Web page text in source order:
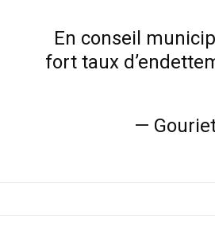
En conseil
fort taux
—